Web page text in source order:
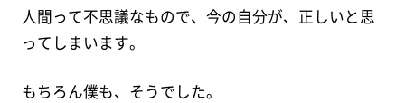
人間って不思議なもので、今の自分が、正しいと思
ってしまいます。
もちろん僕も、そうでした。